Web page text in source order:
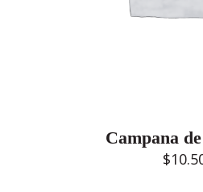
Campana
$